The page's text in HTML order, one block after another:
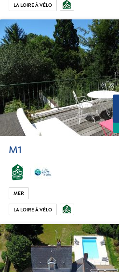
LA LOIRE À VÉLO
M1
MER
LA LOIRE À VÉLO